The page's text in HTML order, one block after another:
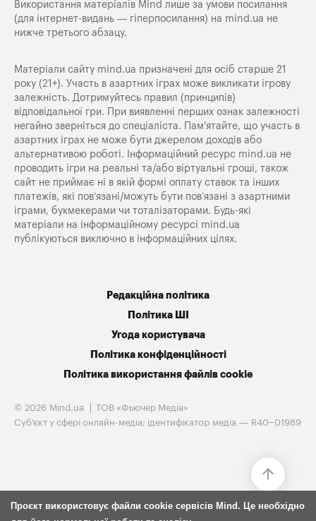
Використання матеріалів Mind лише за умови посилання
(для інтернет-видань — гіперпосилання) на mind.ua не
нижче третього абзацу.
Матеріали сайту mind.ua призначені для осіб старше 21
року (21+). Участь в азартних іграх може викликати ігрову
залежність. Дотримуйтесь правил (принципів)
відповідальної гри. При виявленні перших ознак залежності
негайно зверніться до спеціаліста. Пам'ятайте, що участь в
азартних іграх не може бути джерелом доходів або
альтернативою роботі. Інформаційний ресурс mind.ua не
проводить ігри на реальні та/або віртуальні гроші, також
сайт не приймає ні в якій формі оплату ставок та інших
платежів, які пов’язані/можуть бути пов’язані з азартними
іграми, букмекерами чи тоталізаторами. Будь-які
матеріали на інформаційному ресурсі mind.ua
публікуються виключно в інформаційних цілях.
Редакційна політика
Політика ШІ
Угода користувача
Політика конфіденційності
Політика використання файлів cookie
© 2026 Mind.ua
ТОВ «Фьючер Медiа»
Cуб'єкт у сфері онлайн-медіа; ідентифікатор медіа — R40−01989
Проєкт використовує файли cookie сервісів Mind. Це необхідно